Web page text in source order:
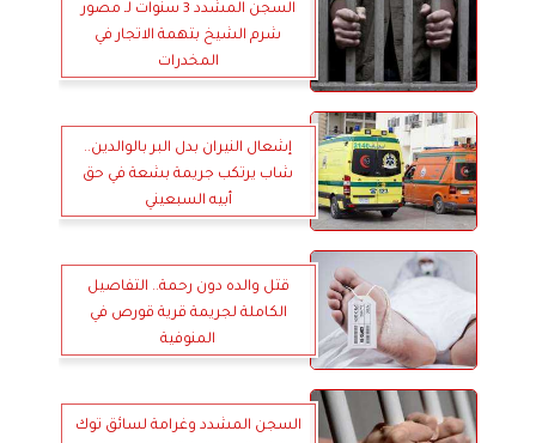
السجن المشدد 3 سنوات لـ مصور
شرم الشيخ بتهمة الاتجار في
المخدرات
إشعال النيران بدل البر بالوالدين..
شاب يرتكب جريمة بشعة في حق
أبيه السبعيني
قتل والده دون رحمة.. التفاصيل
الكاملة لجريمة قرية قورص في
المنوفية
السجن المشدد وغرامة لسائق توك